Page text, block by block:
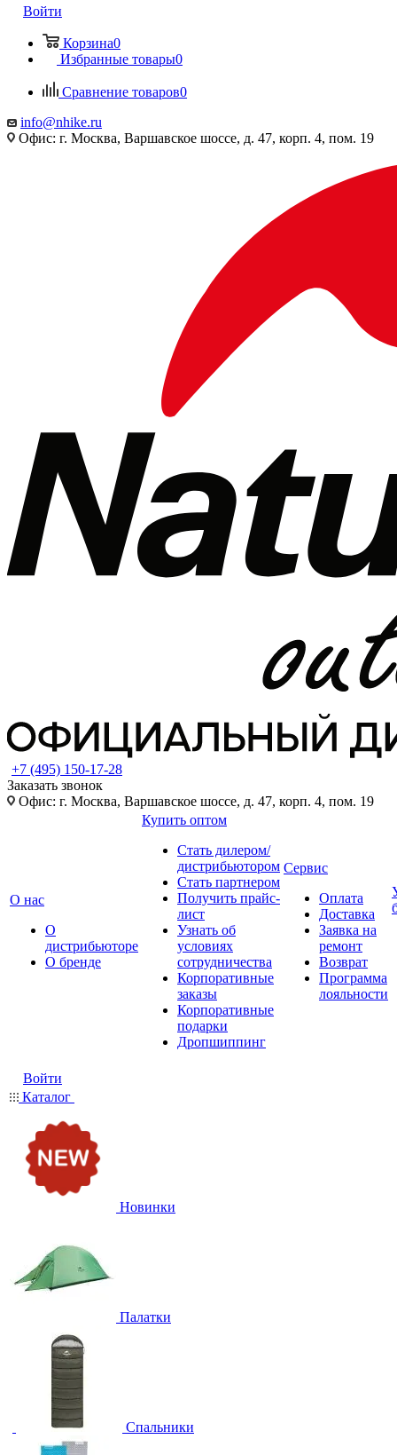
Войти
Корзина0
Избранные товары0
Сравнение товаров0
info@nhike.ru
Офис: г. Москва, Варшавское шоссе, д. 47, корп. 4, пом. 19
+7 (495) 150-17-28
Заказать звонок
Офис: г. Москва, Варшавское шоссе, д. 47, корп. 4, пом. 19
О нас
О
дистрибьюторе
О бренде
Купить оптом
Стать дилером/
дистрибьютором
Стать партнером
Получить прайс-
лист
Узнать об
условиях
сотрудничества
Корпоративные
заказы
Корпоративные
подарки
Дропшиппинг
Сервис
Оплата
Доставка
Заявка на
ремонт
Возврат
Программа
лояльности
Войти
Каталог
Новинки
Палатки
Спальники